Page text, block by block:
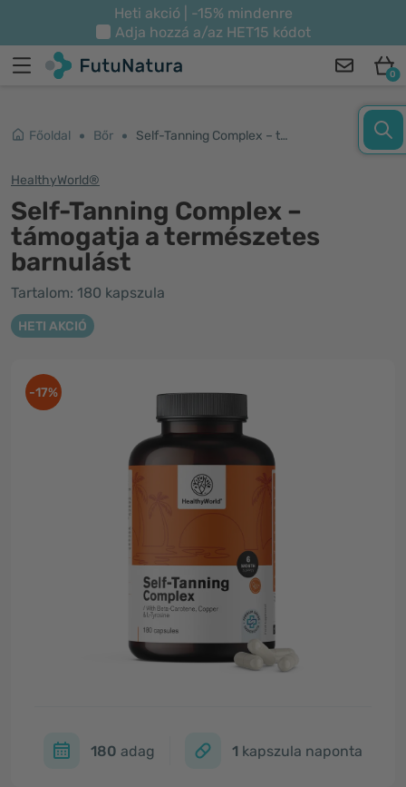
Heti akció | -15% mindenre
Adja hozzá a/az HET15 kódot
0
Főoldal Bőr Self-Tanning Complex – támogatja a természetes barnulást
HealthyWorld®
Self-Tanning Complex –
támogatja a természetes
barnulást
Tartalom: 180 kapszula
HETI AKCIÓ
-17%
180 adag 1 kapszula naponta